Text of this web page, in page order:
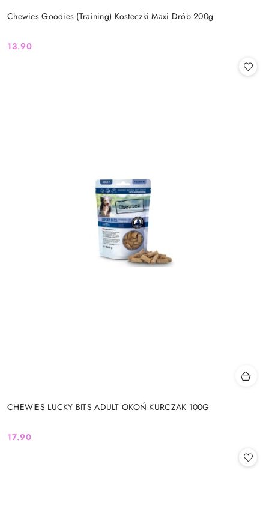
Chewies Goodies (Training) Kosteczki Maxi Drób 200g
Cena:
13.90
CHEWIES LUCKY BITS ADULT OKOŃ KURCZAK 100G
Cena:
17.90